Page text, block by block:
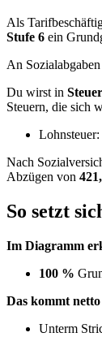
Als
Stufe 6 ein
An
Du wirst in
Steuern, die sich
Lohnsteuer:
Nach
Abzügen von
So setzt
Im Diagramm
100 %
Das kommt
Unterm